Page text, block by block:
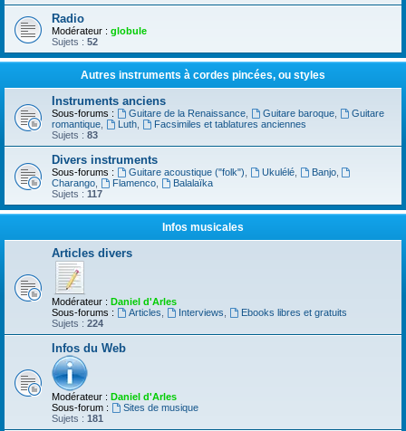
Radio
Modérateur : globule
Sujets : 52
Autres instruments à cordes pincées, ou styles
Instruments anciens
Sous-forums : Guitare de la Renaissance, Guitare baroque,
Guitare
romantique
Luth,
Facsimiles et tablatures anciennes
Sujets : 83
Divers instruments
Sous-forums : Guitare acoustique ("folk") Ukulélé, Banjo,
Charango
Flamenco,
Balalaïka
Sujets : 117
Infos musicales
Articles divers
Modérateur : Daniel d'Arles
Sous-forums :
Articles Interviews
Ebooks libres et gratuits
Sujets : 224
Infos du Web
Modérateur : Daniel d'Arles
Sous-forum :
Sites de musique
Sujets : 181